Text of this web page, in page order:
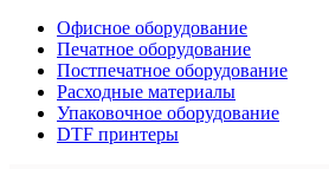
Офисное оборудование
Печатное оборудование
Постпечатное оборудование
Расходные материалы
Упаковочное оборудование
DTF принтеры